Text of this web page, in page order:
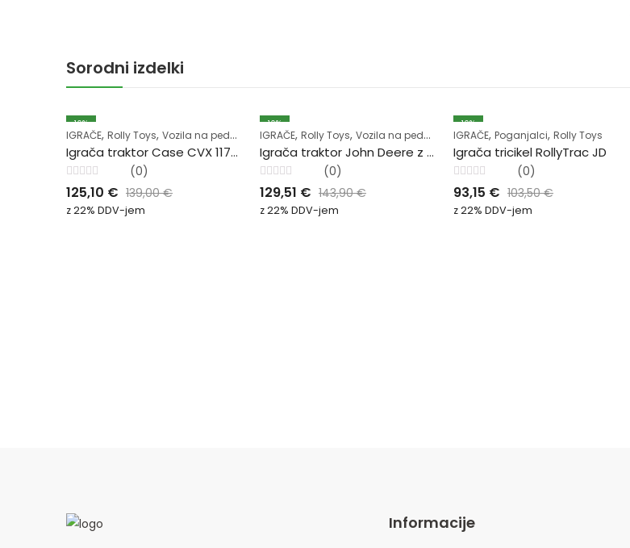
Sorodni izdelki
10%
IGRAČE, Rolly Toys, Vozila na pedala
Igrača traktor Case CVX 1170 s prikolico
Ocenjeno
0
od
5
(0)
125,10 € 139,00€
z 22% DDV-jem
10%
IGRAČE, Rolly Toys, Vozila na pedala
Igrača traktor John Deere z nakladalnikom in prikolico
Ocenjeno
0
od
5
(0)
129,51 € 143,90€
z 22% DDV-jem
10%
IGRAČE, Poganjalci, Rolly Toys
Igrača tricikel RollyTrac JD
Ocenjeno
0
od
5
(0)
93,15 € 103,50€
z 22% DDV-jem
Informacije